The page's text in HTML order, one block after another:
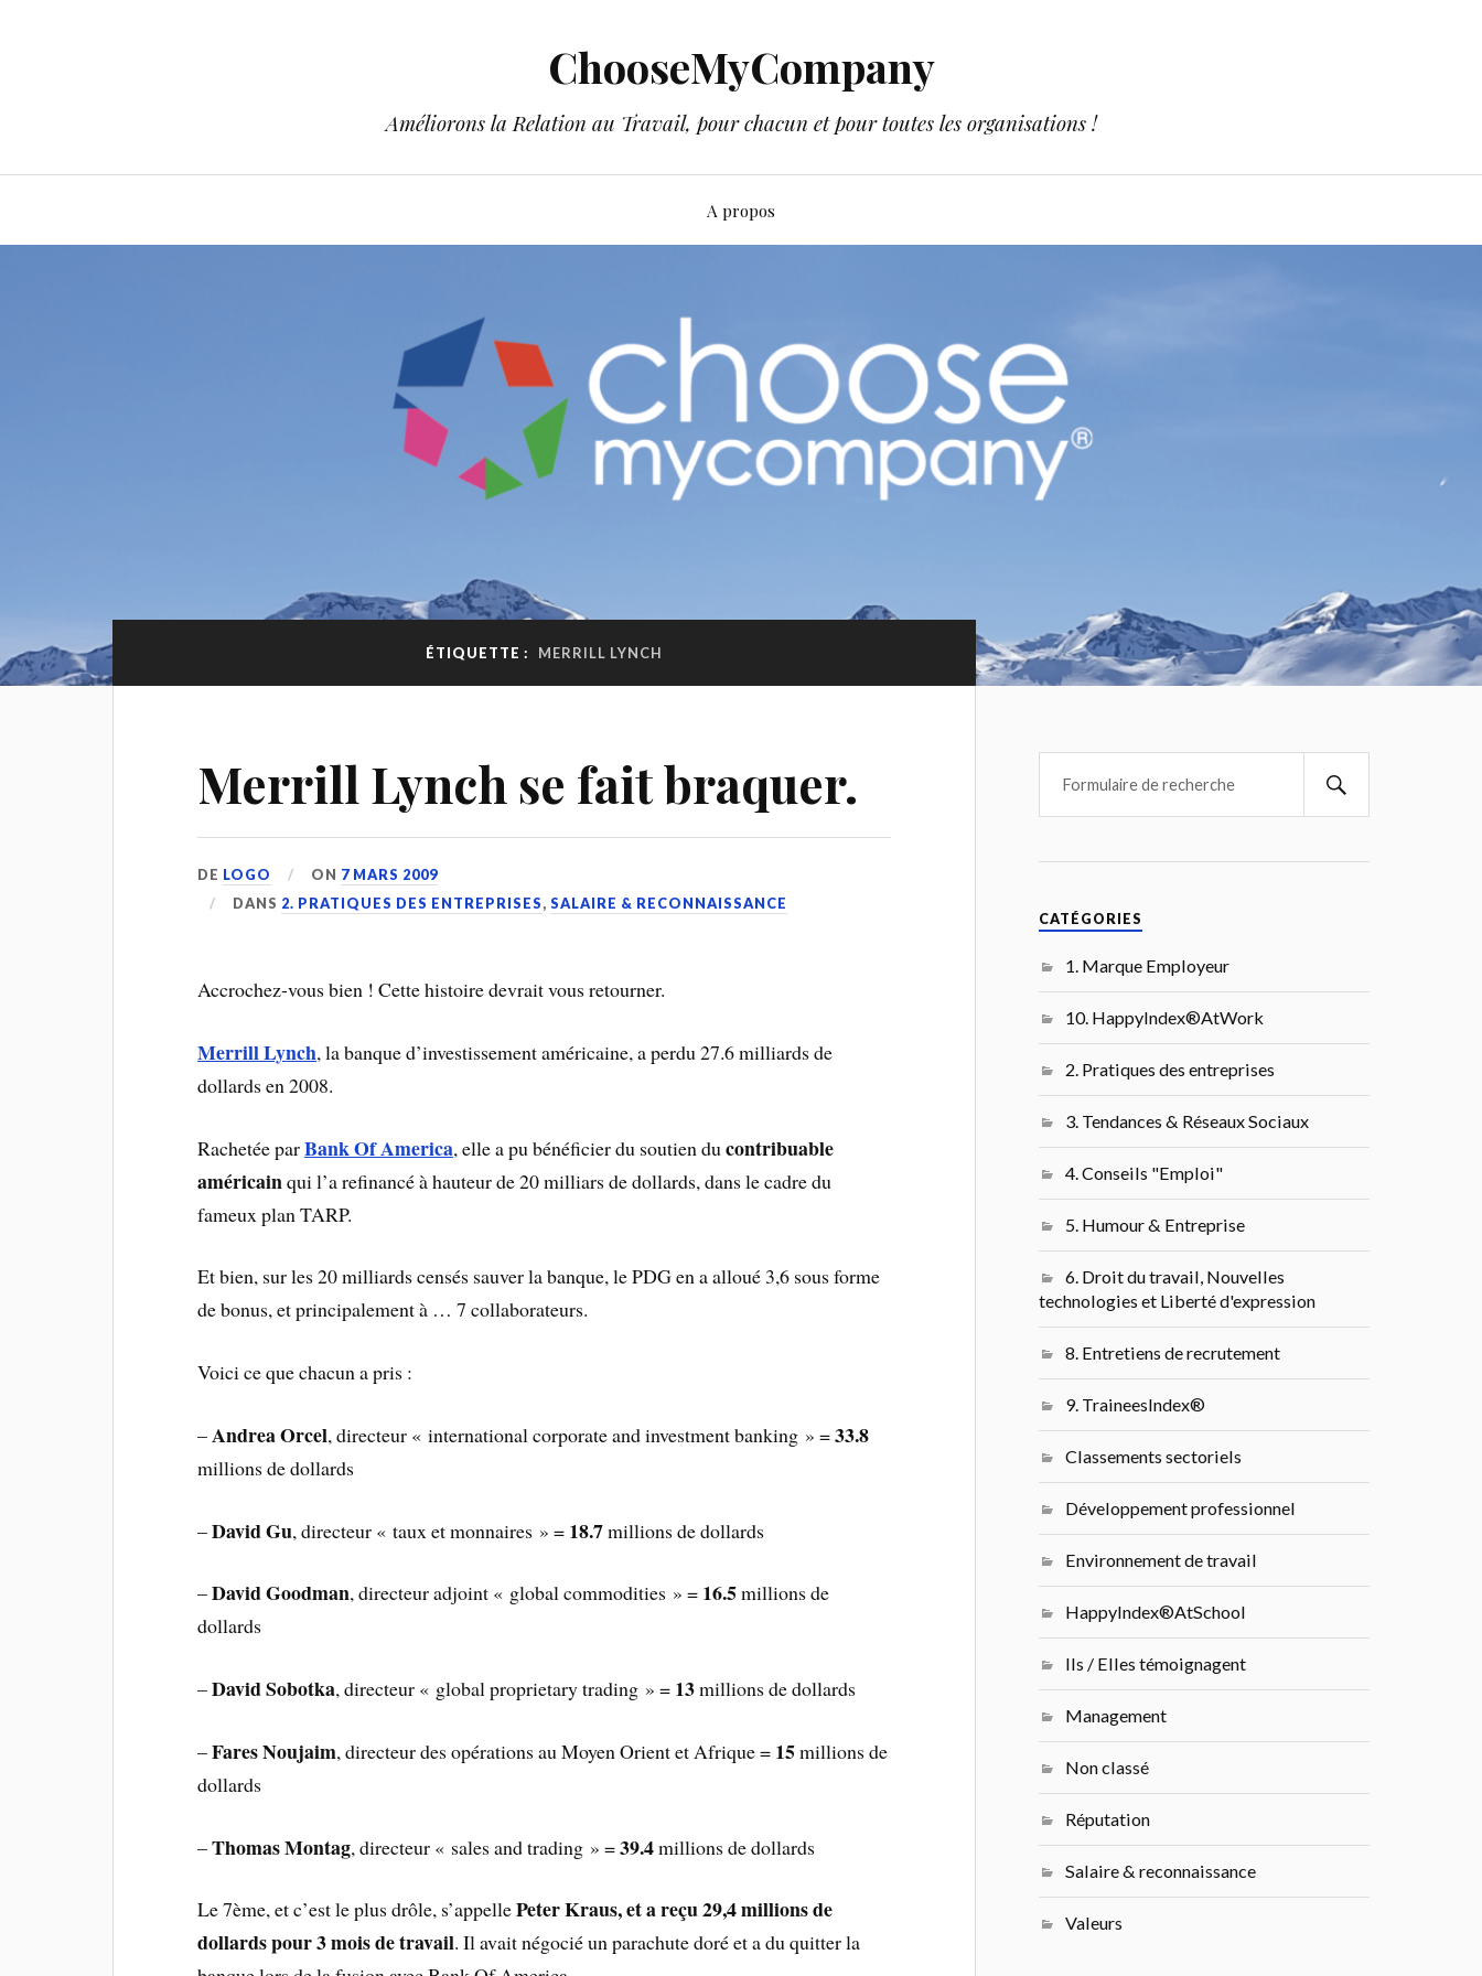
ChooseMyCompany
Améliorons la Relation au Travail, pour chacun et pour toutes les organisations !
A propos
ÉTIQUETTE : MERRILL LYNCH
Merrill Lynch se fait braquer.
DE LOGO ON 7 MARS 2009
DANS 2. PRATIQUES DES ENTREPRISES,SALAIRE & RECONNAISSANCE
Accrochez-vous bien ! Cette histoire devrait vous retourner.
Merrill Lynch, la banque d’investissement américaine, a perdu 27.6 milliards de
dollards en 2008.
Rachetée parBank Of America, elle a pu bénéficier du soutien ducontribuable
américainqui l’a refinancé à hauteur de 20 milliars de dollards, dans le cadre du
fameux plan TARP.
Et bien, sur les 20 milliards censés sauver la banque, le PDG en a alloué 3,6 sous forme
de bonus, et principalement à … 7 collaborateurs.
Voici ce que chacun a pris :
–Andrea Orcel, directeur « international corporate and investment banking » =33.8
millions de dollards
–David Gu, directeur « taux et monnaires » = 18.7millions de dollards
–David Goodman, directeur adjoint « global commodities » = 16.5millions de
dollards
–David Sobotka, directeur « global proprietary trading » = 13millions de dollards
–Fares Noujaim, directeur des opérations au Moyen Orient et Afrique = 15millions de
dollards
–Thomas Montag, directeur « sales and trading » =39.4millions de dollards
Le 7ème, et c’est le plus drôle, s’appellePeter Kraus, et a reçu 29,4 millions de
dollards pour 3 mois de travail. Il avait négocié un parachute doré et a du quitter la
CATÉGORIES
1. Marque Employeur
10. HappyIndex®AtWork
2. Pratiques des entreprises
3. Tendances & Réseaux Sociaux
4. Conseils "Emploi"
5. Humour & Entreprise
6. Droit du travail, Nouvelles
technologies et Liberté d'expression
8. Entretiens de recrutement
9. TraineesIndex®
Classements sectoriels
Développement professionnel
Environnement de travail
HappyIndex®AtSchool
Ils / Elles témoignagent
Management
Non classé
Réputation
Salaire & reconnaissance
Valeurs